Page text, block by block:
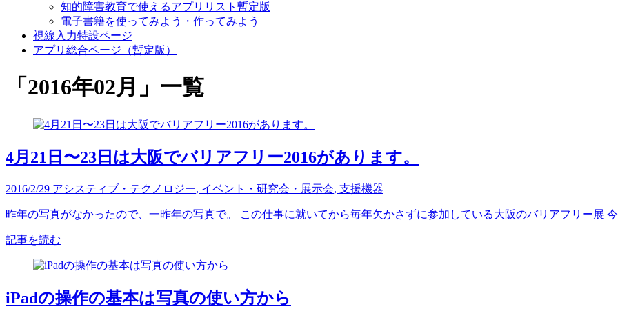
知的障害教育で使えるアプリリスト暫定版
電子書籍を使ってみよう・作ってみよう
視線入力特設ページ
アプリ総合ページ（暫定版）
「 2016年02月 」 一覧
4月21日〜23日は大阪でバリアフリー2016があります。
2016/2/29 アシスティブ・テクノロジー, イベント・研究会・展示会, 支援機器
昨年の写真がなかったので、一昨年の写真で。 この仕事に就いてから毎年欠かさずに参加している大阪のバリアフリー展
記事を読む
iPadの操作の基本は写真の使い方から